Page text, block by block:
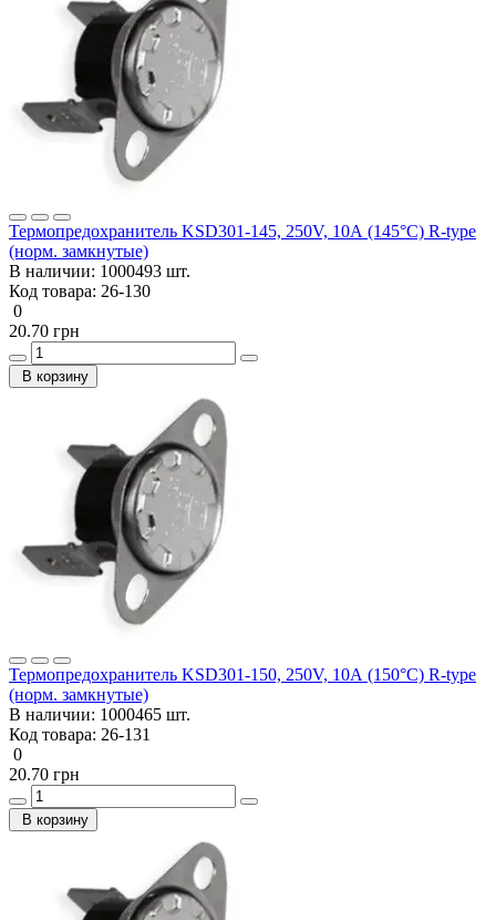
Термопредохранитель KSD301-145, 250V, 10А (145°C) R-type
(норм. замкнутые)
В наличии: 1000493 шт.
Код товара: 26-130
0
20.70 грн
В корзину
Термопредохранитель KSD301-150, 250V, 10А (150°C) R-type
(норм. замкнутые)
В наличии: 1000465 шт.
Код товара: 26-131
0
20.70 грн
В корзину